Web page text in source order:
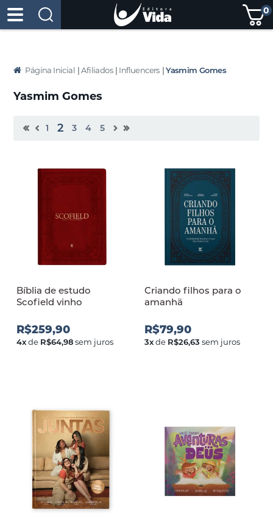
0
Página Inicial | Afiliados | Influencers | Yasmim Gomes
Yasmim Gomes
1 2 3 4 5
Bíblia de estudo
Scofield vinho
R$259,90
4xde R$64,98sem juros
Criando filhos para o
amanh
R$79,90
3xde R$26,63 sem juros